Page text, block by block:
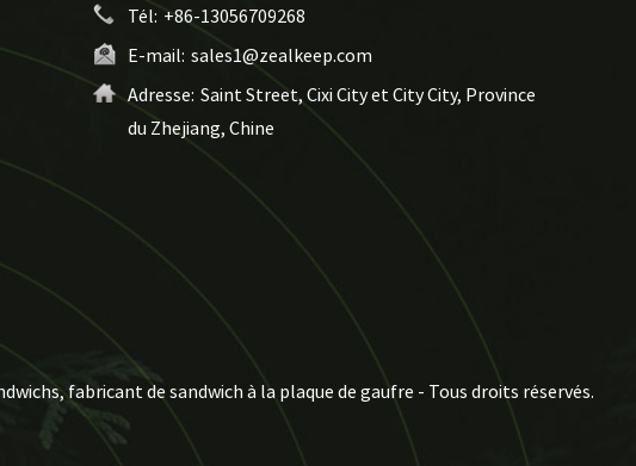
Tél: +86-13056709268
E-mail: sales1@zealkeep.com
Adresse: Saint Street, Cixi City et City City, Province
du Zhejiang, Chine
fabricant de sandwich à la plaque de gaufre - Tous droits réservés.